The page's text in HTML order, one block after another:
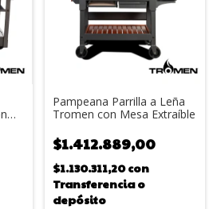
Pampeana Parrilla a Leña
Tromen con Mesa Extraíble
$1.412.889,00
$1.130.311,20con
Transferencia o
depósito